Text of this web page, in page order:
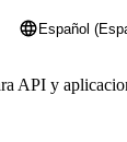
Language
Español
API y